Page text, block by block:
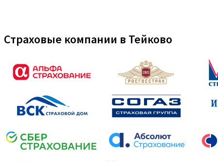
Страховые компании в Тейково